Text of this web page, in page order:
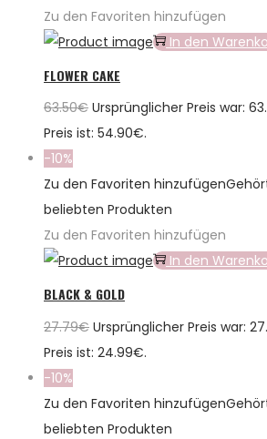
Zu den Favoriten hinzufügen
In den
FLOWER CAKE
63.50€ Ursprünglicher Preis war:
Preis ist: 54.90€.
-10%
Zu den Favoriten hinzufügen
beliebten Produkten
Zu den Favoriten hinzufügen
In den
BLACK & GOLD
27.79€ Ursprünglicher Preis war:
Preis ist: 24.99€.
-10%
Zu den Favoriten hinzufügen
beliebten Produkten